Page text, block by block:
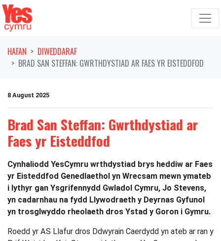
Symud ymlaen o'r llywio
HAFAN
DIWEDDARAF
BRAD SAN STEFFAN: GWRTHDYSTIAD AR FAES YR EISTEDDFOD
8 August 2025
Brad San Steffan: Gwrthdystiad ar
Faes yr Eisteddfod
Cynhaliodd YesCymru wrthdystiad brys heddiw ar Faes
yr Eisteddfod Genedlaethol yn Wrecsam mewn ymateb
i lythyr gan Ysgrifennydd Gwladol Cymru, Jo Stevens,
yn cadarnhau na fydd Llywodraeth y Deyrnas Gyfunol
yn trosglwyddo rheolaeth dros Ystad y Goron i Gymru.
Roedd yr AS Llafur dros Ddwyrain Caerdydd yn ateb ar ran y